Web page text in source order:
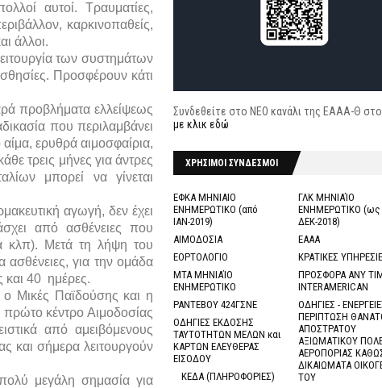
αυτοί. Τραυματίες,
καρκινοπαθείς,
άλλοι.
των συστημάτων
Προσφέρουν κάτι
προβλήματα ελλείψεως
που περιλαμβάνει
ερυθρά αιμοσφαίρια,
τρεις μήνες για άντρες
μπορεί να γίνεται
αγωγή, δεν έχει
από ασθένειες που
κλπ). Μετά τη λήψη του
ασθένειες, για την ομάδα
και 40 ημέρες.
ο Μικές Παϊδούσης και η
κέντρο Αιμοδοσίας
από αμειβόμενους
και σήμερα λειτουργούν
μεγάλη σημασία για
Συνδεθείτε στο ΝΕΟ κανάλι της ΕΑΑΑ-Θ στο
με κλικ εδώ
ΧΡΗΣΙΜΟΙ ΣΥΝΔΕΣΜΟΙ
ΕΦΚΑ ΜΗΝΙΑΙΟ
ΕΝΗΜΕΡΩΤΙΚΟ (από
ΙΑΝ-2019)
ΓΛΚ ΜΗΝΙΑΊΟ
ΕΝΗΜΕΡΩΤΙΚΟ (ως
ΔΕΚ-2018)
ΑΙΜΟΔΟΣΙΑ
ΕΑΑΑ
ΕΟΡΤΟΛΟΓΙΟ
ΚΡΑΤΙΚΕΣ
ΜΤΑ ΜΗΝΙΑΊΟ
ΕΝΗΜΕΡΩΤΙΚΟ
ΠΡΟΣΦΟΡΑ ANY
INTERAMERICAN
ΡΑΝΤΕΒΟΥ 424ΓΣΝΕ
ΟΔΗΓΙΕΣ -
ΠΕΡΙΠΤΩΣΗ
ΑΠΟΣΤΡΑΤΟΥ
ΑΞΙΩΜΑΤΙΚΟΥ
ΑΕΡΟΠΟΡΙΑΣ
ΔΙΚΑΙΩΜΑΤΑ
ΤΟΥ
ΟΔΗΓΙΕΣ ΕΚΔΟΣΗΣ
ΤΑΥΤΟΤΗΤΩΝ ΜΕΛΩΝ και
ΚΑΡΤΩΝ ΕΛΕΥΘΕΡΑΣ
ΕΙΣΟΔΟΥ
ΚΕΔΑ (ΠΛΗΡΟΦΟΡΙΕΣ)